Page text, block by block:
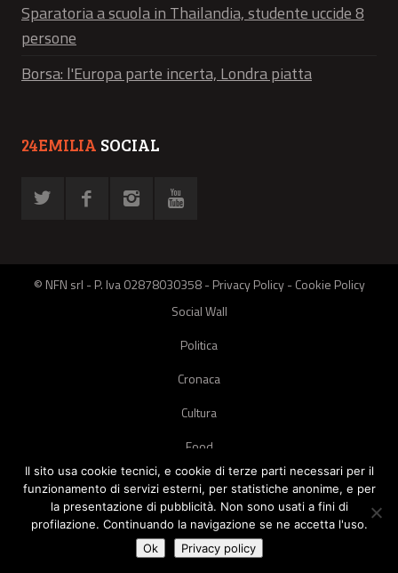
Sparatoria a scuola in Thailandia, studente uccide 8
persone
Borsa: l'Europa parte incerta, Londra piatta
24EMILIA SOCIAL
© NFN srl - P. Iva 02878030358 -Privacy Policy-Cookie Policy
Social Wall
Politica
Cronaca
Cultura
Food
Green
Pets
Street Style
Il sito usa cookie tecnici, e cookie di terze parti necessari per il
funzionamento di servizi esterni, per statistiche anonime, e per
la presentazione di pubblicità. Non sono usati a fini di
profilazione. Continuando la navigazione se ne accetta l'uso.
Ok
Privacy policy